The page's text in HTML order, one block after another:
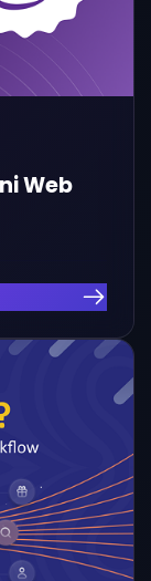
Web